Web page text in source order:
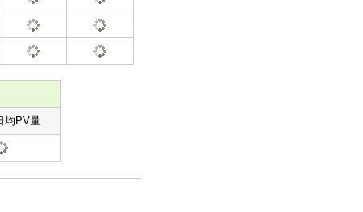
均PV量